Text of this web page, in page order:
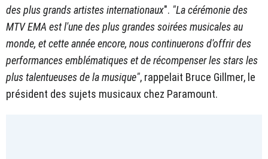
des plus grands artistes internationaux". "La cérémonie des
MTV EMA est l'une des plus grandes soirées musicales au
monde, et cette année encore, nous continuerons d'offrir des
performances emblématiques et de récompenser les stars les
plus talentueuses de la musique", rappelait Bruce Gillmer, le
président des sujets musicaux chez Paramount.